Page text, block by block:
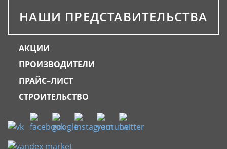
НАШИ ПРЕДСТАВИТЕЛЬСТВА
АКЦИИ
ПРОИЗВОДИТЕЛИ
ПРАЙС–ЛИСТ
СТРОИТЕЛЬСТВО